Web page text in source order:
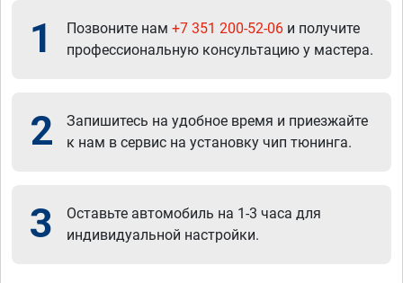
1 Позвоните нам +7 351 200-52-06 и получите
профессиональную консультацию у мастера.
2
Запишитесь на удобное время и приезжайте
к нам в сервис на установку чип тюнинга.
3
Оставьте автомобиль на 1-3 часа для
индивидуальной настройки.